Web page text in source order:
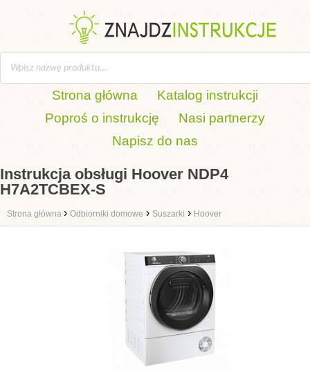
Strona główna
Katalog instrukcji
Poproś o instrukcję
Nasi partnerzy
Napisz do nas
Instrukcja obsługi Hoover NDP4
H7A2TCBEX-S
Strona główna › Odbiorniki domowe › Suszarki › Hoover